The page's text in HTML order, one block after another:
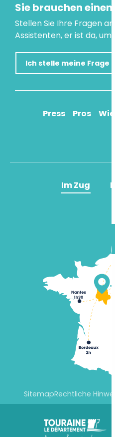
Sie brauchen einen
Stellen Sie Ihre Fragen
Assistenten, er ist da, um
Ich stelle meine Frage
Press Pros
Im Zug
SitemapRechtliche